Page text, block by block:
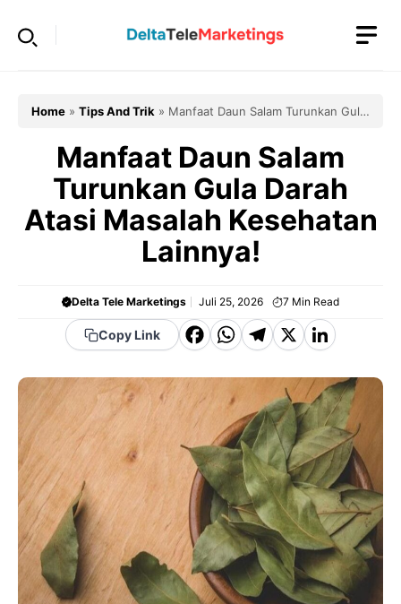
Home » Tips And Trik » Manfaat Daun Salam Turunkan Gula
Manfaat Daun Salam
Turunkan Gula Darah
Atasi Masalah Kesehatan
Lainnya!
Delta Tele Marketings Juli 25, 2026 7 Min Read
Copy Link
F
c
e
b
o
o
k
W
a
t
s
A
p
p
T
g
r
a
m
X Li
k
e
d
In